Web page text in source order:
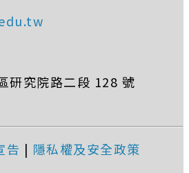
研究院路二段 128 號
告 | 隱私權及安全政策